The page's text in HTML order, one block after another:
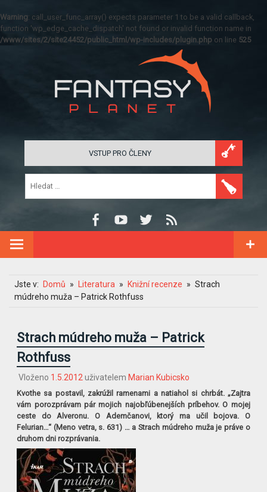
Warning: call_user_func_array() expects parameter 1 to be a valid callback,
function 'wp_edge_cache_dispatch' not found or invalid function name in
/www/sites/2/site24452/public_html/wp-includes/plugin.php on line 525
VSTUP PRO ČLENY
Jste v: Domů Literatura Knižní recenze
Strach
múdreho muža – Patrick Rothfuss
Strach múdreho muža – Patrick
Rothfuss
Vloženo 1.5.2012 uživatelem Marian Kubicsko
Kvothe sa postavil, zakrúžil ramenami a natiahol si chrbát. „Zajtra
vám porozprávam pár mojich najobľúbenejších príbehov. O mojej
ceste do Alveronu. O Ademčanovi, ktorý ma učil bojova. O
Felurian…“ (Meno vetra, s. 631) … a Strach múdreho muža je práve o
druhom dni rozprávania.